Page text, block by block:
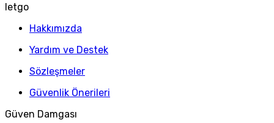
letgo
Hakkımızda
Yardım ve Destek
Sözleşmeler
Güvenlik Önerileri
Güven Damgası